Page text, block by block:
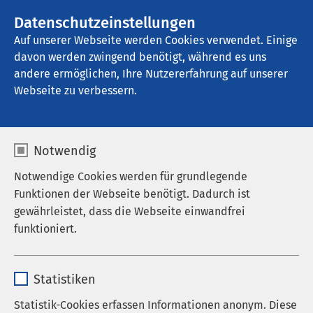
Datenschutzeinstellungen
Auf unserer Webseite werden Cookies verwendet. Einige
davon werden zwingend benötigt, während es uns
andere ermöglichen, Ihre Nutzererfahrung auf unserer
Webseite zu verbessern.
Notwendig
Notwendige Cookies werden für grundlegende
Funktionen der Webseite benötigt. Dadurch ist
gewährleistet, dass die Webseite einwandfrei
funktioniert.
Anbieter sgalinski
Statistiken
Statistik-Cookies erfassen Informationen anonym. Diese
AMEOS Klinikum Osnabrück